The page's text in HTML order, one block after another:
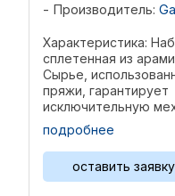
Производитель:
Характеристика:
сплетенная из
Сырье,
пряжи, гарантирует
исключительную
и химическую
особенно при
температур.
процесса плетения
...
подробнее
оставить заявку